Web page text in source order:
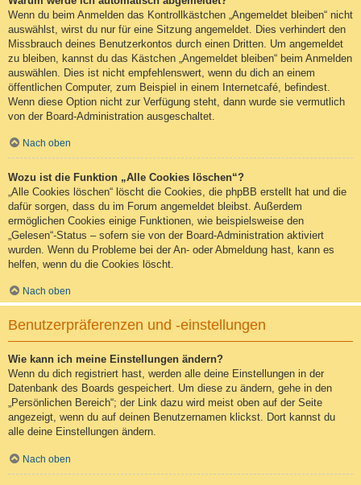
Wenn du beim Anmelden das Kontrollkästchen „Angemeldet bleiben“ nicht
auswählst, wirst du nur für eine Sitzung angemeldet. Dies verhindert den
Missbrauch deines Benutzerkontos durch einen Dritten. Um angemeldet
zu bleiben, kannst du das Kästchen „Angemeldet bleiben“ beim Anmelden
auswählen. Dies ist nicht empfehlenswert, wenn du dich an einem
öffentlichen Computer, zum Beispiel in einem Internetcafé, befindest.
Wenn diese Option nicht zur Verfügung steht, dann wurde sie vermutlich
von der Board-Administration ausgeschaltet.
Nach oben
Wozu ist die Funktion „Alle Cookies löschen“?
„Alle Cookies löschen“ löscht die Cookies, die phpBB erstellt hat und die
dafür sorgen, dass du im Forum angemeldet bleibst. Außerdem
ermöglichen Cookies einige Funktionen, wie beispielsweise den
„Gelesen“-Status – sofern sie von der Board-Administration aktiviert
wurden. Wenn du Probleme bei der An- oder Abmeldung hast, kann es
helfen, wenn du die Cookies löscht.
Nach oben
Benutzerpräferenzen und -einstellungen
Wie kann ich meine Einstellungen ändern?
Wenn du dich registriert hast, werden alle deine Einstellungen in der
Datenbank des Boards gespeichert. Um diese zu ändern, gehe in den
„Persönlichen Bereich“; der Link dazu wird meist oben auf der Seite
angezeigt, wenn du auf deinen Benutzernamen klickst. Dort kannst du
alle deine Einstellungen ändern.
Nach oben